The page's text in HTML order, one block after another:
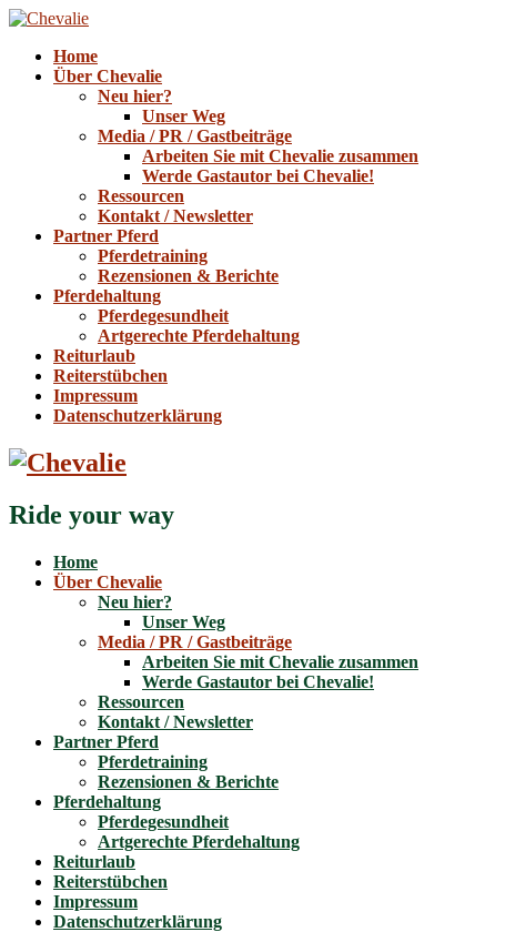
Home
Über Chevalie
Neu hier?
Unser Weg
Media / PR / Gastbeiträge
Arbeiten Sie mit Chevalie zusammen
Werde Gastautor bei Chevalie!
Ressourcen
Kontakt / Newsletter
Partner Pferd
Pferdetraining
Rezensionen & Berichte
Pferdehaltung
Pferdegesundheit
Artgerechte Pferdehaltung
Reiturlaub
Reiterstübchen
Impressum
Datenschutzerklärung
Ride your way
Home
Über Chevalie
Neu hier?
Unser Weg
Media / PR / Gastbeiträge
Arbeiten Sie mit Chevalie zusammen
Werde Gastautor bei Chevalie!
Ressourcen
Kontakt / Newsletter
Partner Pferd
Pferdetraining
Rezensionen & Berichte
Pferdehaltung
Pferdegesundheit
Artgerechte Pferdehaltung
Reiturlaub
Reiterstübchen
Impressum
Datenschutzerklärung